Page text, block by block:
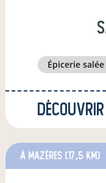
épicerie salée
Découvrir
à Mazères (17,5 km)